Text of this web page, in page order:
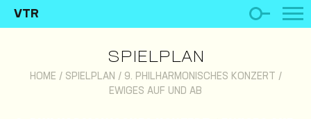
VTR
SPIELPLAN
HOME / SPIELPLAN / 9. PHILHARMONISCHES KONZERT /
EWIGES AUF UND AB